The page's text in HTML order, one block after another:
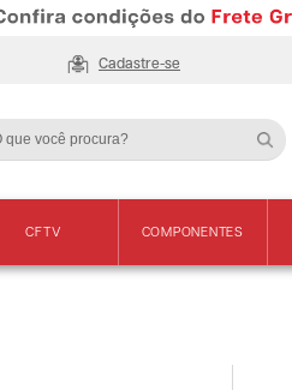
Cadastre-se
CFTV COMPONENTES